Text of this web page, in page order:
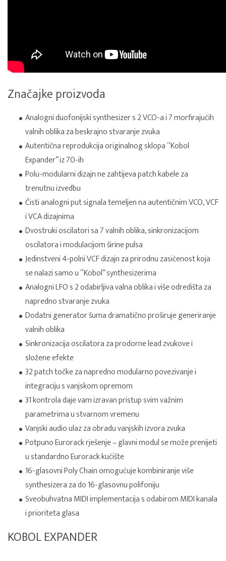
Značajke proizvoda
Analogni duofonijski synthesizer s 2 VCO-a i 7 morfirajućih
valnih oblika za beskrajno stvaranje zvuka
Autentična reprodukcija originalnog sklopa “Kobol
Expander” iz 70-ih
Polu-modularni dizajn ne zahtijeva patch kabele za
trenutnu izvedbu
Čisti analogni put signala temeljen na autentičnim VCO, VCF
i VCA dizajnima
Dvostruki oscilatori sa 7 valnih oblika, sinkronizacijom
oscilatora i modulacijom širine pulsa
Jedinstveni 4-polni VCF dizajn za prirodnu zasićenost koja
se nalazi samo u “Kobol” synthesizerima
Analogni LFO s 2 odabirljiva valna oblika i više odredišta za
napredno stvaranje zvuka
Dodatni generator šuma dramatično proširuje generiranje
valnih oblika
Sinkronizacija oscilatora za prodorne lead zvukove i
složene efekte
32 patch točke za napredno modularno povezivanje i
integraciju s vanjskom opremom
31 kontrola daje vam izravan pristup svim važnim
parametrima u stvarnom vremenu
Vanjski audio ulaz za obradu vanjskih izvora zvuka
Potpuno Eurorack rješenje – glavni modul se može prenijeti
u standardno Eurorack kućište
16-glasovni Poly Chain omogućuje kombiniranje više
synthesizera za do 16-glasovnu polifoniju
Sveobuhvatna MIDI implementacija s odabirom MIDI kanala
i prioriteta glasa
KOBOL EXPANDER